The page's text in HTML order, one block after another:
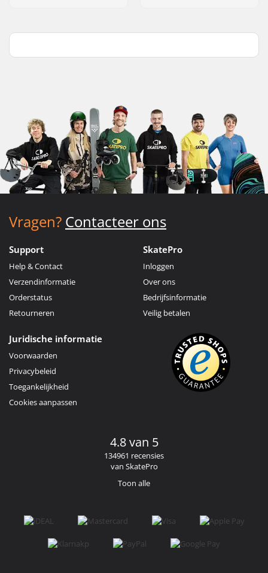
Vragen? Contacteer ons
Support
Help & Contact
Verzendinformatie
Orderstatus
Retourneren
SkatePro
Inloggen
Over ons
Bedrijfsinformatie
Veilig betalen
Juridische informatie
Voorwaarden
Privacybeleid
Toegankelijkheid
Cookies aanpassen
4.8 van 5
134961 recensies
van SkatePro
Toon alle